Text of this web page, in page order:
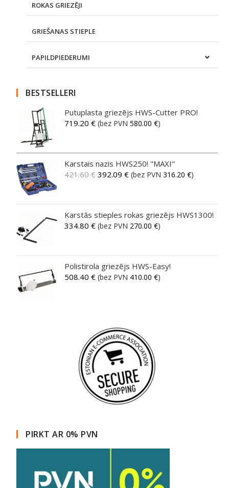
ROKAS GRIEZĒJI
GRIEŠANAS STIEPLE
PAPILDPIEDERUMI
BESTSELLERI
Putuplasta griezējs HWS-Cutter PRO!
719.20€ (bez PVN580.00€)
Karstais nazis HWS250! "MAXI"
421.60€ 392.09€ (bez PVN316.20€)
Karstās stieples rokas griezējs HWS1300!
334.80€ (bez PVN 270.00€)
Polistirola griezējs HWS-Easy!
508.40€ (bez PVN 410.00€)
PIRKT AR 0% PVN